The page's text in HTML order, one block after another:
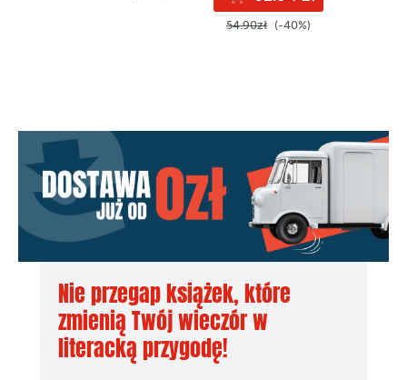
54.90zł (-40%)
Nie przegap książek, które
zmienią Twój wieczór w
literacką przygodę!